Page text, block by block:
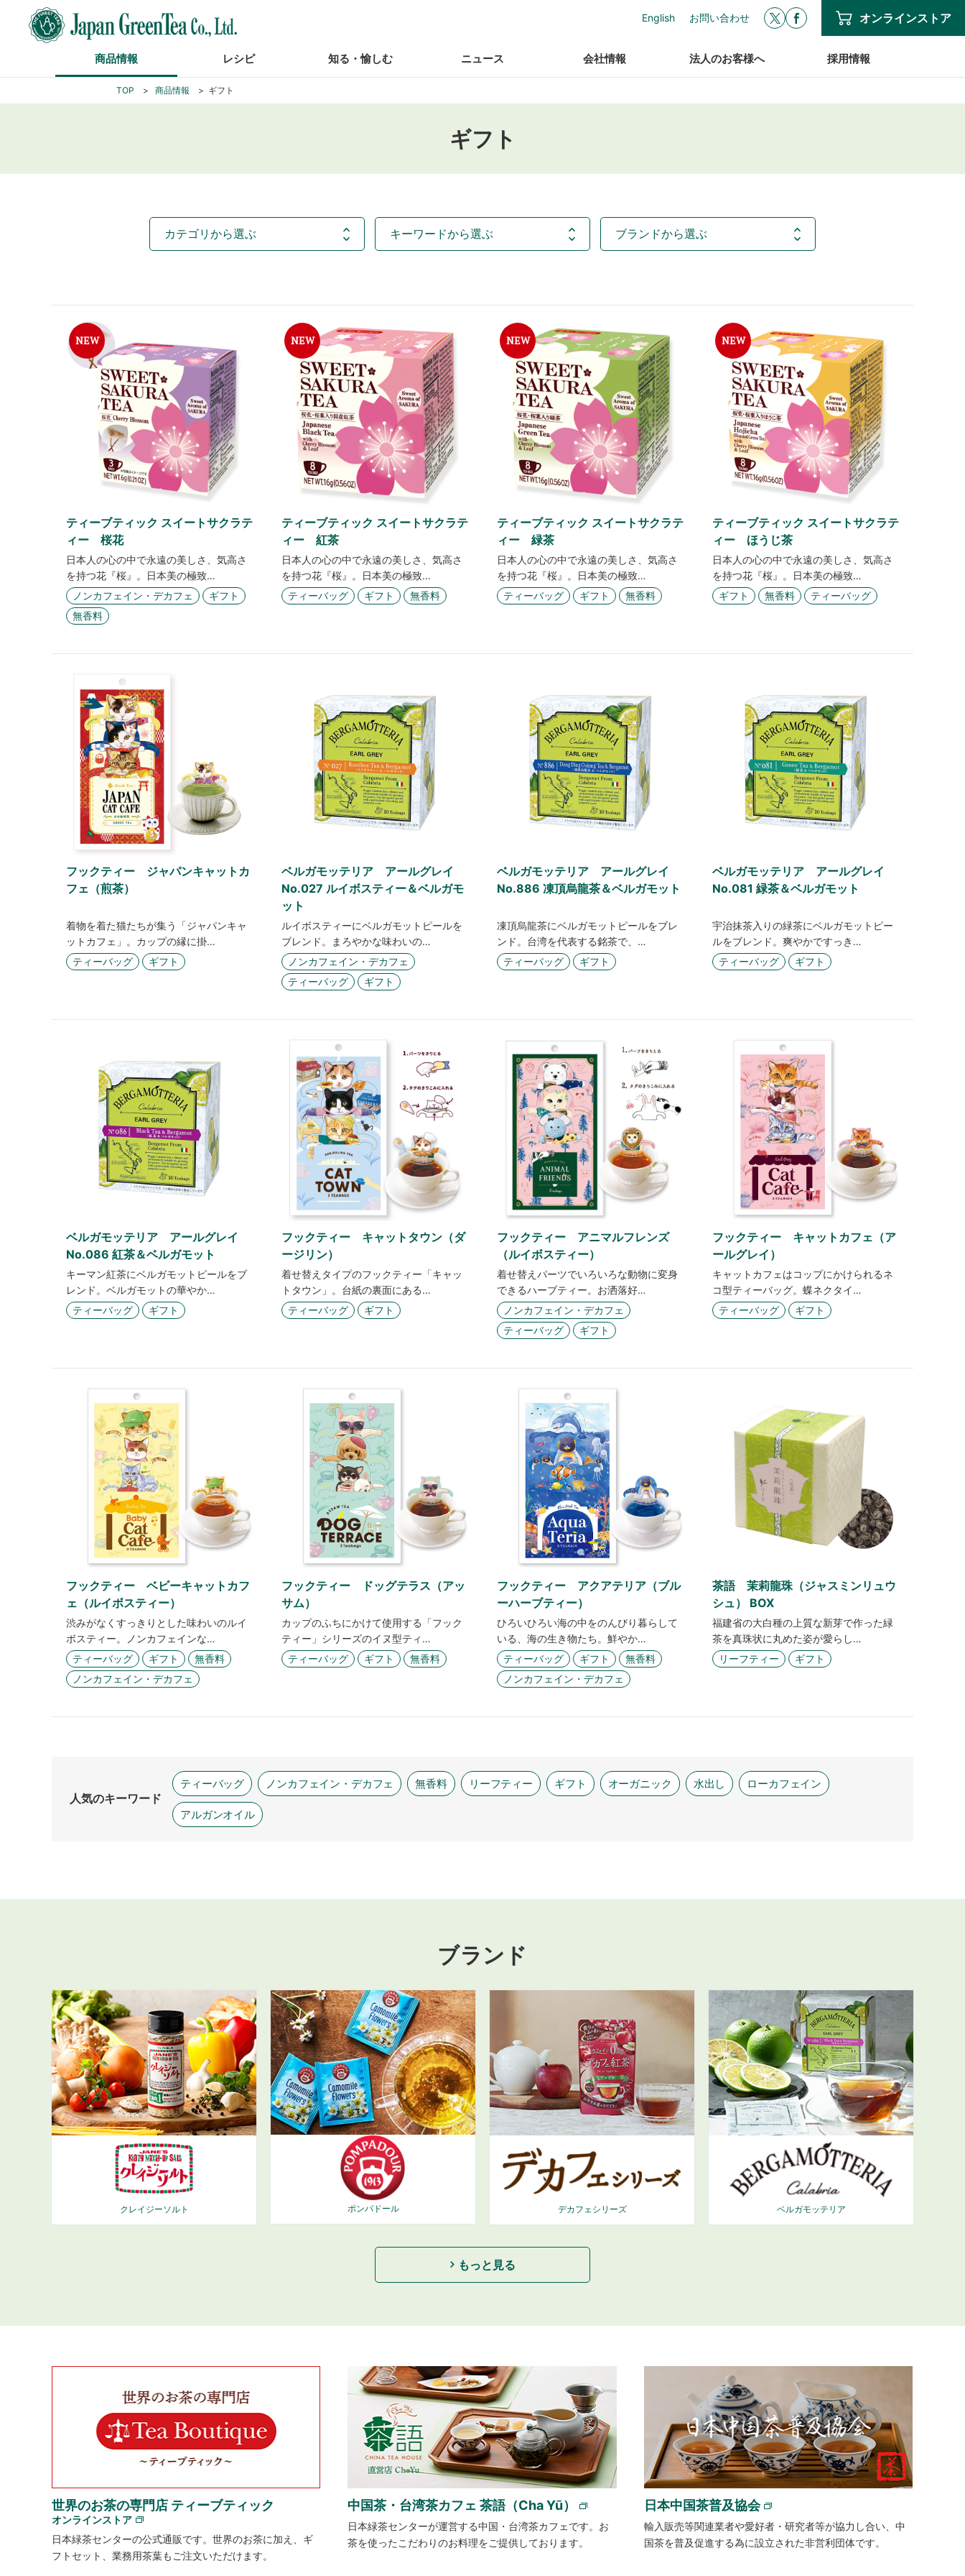
商品情報 レシピ 知る・愉しむ ニュース 会社情報 法人のお客様へ 採用情報
オンラインストア
English お問い合わせ
TOP 商品情報 ギフト
ギフト
ティーブティック スイートサクラテ
ィー 桜花
日本人の心の中で永遠の美しさ、気高さ
を持つ花『桜』。日本美の極致…
ノンカフェイン・デカフェ
ギフト
無香料
ティーブティック スイートサクラテ
ィー 紅茶
日本人の心の中で永遠の美しさ、気高さ
を持つ花『桜』。日本美の極致…
ティーバッグ
ギフト 無香料
ティーブティック スイートサクラテ
ィー 緑茶
日本人の心の中で永遠の美しさ、気高さ
を持つ花『桜』。日本美の極致…
ティーバッグ
ギフト 無香料
ティーブティック スイートサクラテ
ィー ほうじ茶
日本人の心の中で永遠の美しさ、気高さ
を持つ花『桜』。日本美の極致…
ギフト
無香料 ティーバッグ
フックティー ジャパンキャットカ
フェ（煎茶）
着物を着た猫たちが集う「ジャパンキャ
ットカフェ」。カップの縁に掛…
ティーバッグ
ギフト
ベルガモッテリア アールグレイ
No.027 ルイボスティー＆ベルガモ
ット
ルイボスティーにベルガモットピールを
ブレンド。まろやかな味わいの…
ノンカフェイン・デカフェ
ティーバッグ
ギフト
ベルガモッテリア アールグレイ
No.886 凍頂烏龍茶＆ベルガモット
凍頂烏龍茶にベルガモットピールをブレ
ンド。台湾を代表する銘茶で、…
ティーバッグ
ギフト
ベルガモッテリア アールグレイ
No.081 緑茶＆ベルガモット
宇治抹茶入りの緑茶にベルガモットピー
ルをブレンド。爽やかですっき…
ティーバッグ
ギフト
ベルガモッテリア アールグレイ
No.086 紅茶＆ベルガモット
キーマン紅茶にベルガモットピールをブ
レンド。ベルガモットの華やか…
ティーバッグ
ギフト
フックティー キャットタウン（ダ
ージリン）
着せ替えタイプのフックティー「キャッ
トタウン」。台紙の裏面にある…
ティーバッグ
ギフト
フックティー アニマルフレンズ
（ルイボスティー）
着せ替えパーツでいろいろな動物に変身
できるハーブティー。お洒落好…
ノンカフェイン・デカフェ
ティーバッグ
ギフト
フックティー キャットカフェ（ア
ールグレイ）
キャットカフェはコップにかけられるネ
コ型ティーバッグ。蝶ネクタイ…
ティーバッグ
ギフト
フックティー ベビーキャットカフ
ェ（ルイボスティー）
渋みがなくすっきりとした味わいのルイ
ボスティー。ノンカフェインな…
ティーバッグ
ギフト
無香料
ノンカフェイン・デカフェ
フックティー ドッグテラス（アッ
サム）
カップのふちにかけて使用する「フック
ティー」シリーズのイヌ型ティ…
ティーバッグ
ギフト 無香料
フックティー アクアテリア（ブル
ーハーブティー）
ひろいひろい海の中をのんびり暮らして
いる、海の生き物たち。鮮やか…
ティーバッグ
ギフト
無香料
ノンカフェイン・デカフェ
茶語 茉莉龍珠（ジャスミンリュウ
シュ） BOX
福建省の大白種の上質な新芽で作った緑
茶を真珠状に丸めた姿が愛らし…
リーフティー
ギフト
人気のキーワード
ティーバッグ ノンカフェイン・デカフェ 無香料 リーフティー ギフト オーガニック 水出し ローカフェイン
アルガンオイル
ブランド
クレイジーソルト ポンパドール デカフェシリーズ ベルガモッテリア
もっと見る
世界のお茶の専門店 ティーブティック
オンラインストア
日本緑茶センターの公式通販です。世界のお茶に加え、ギ
フトセット、業務用茶葉もご注文いただけます。
中国茶・台湾茶カフェ 茶語（Cha Yū）
日本緑茶センターが運営する中国・台湾茶カフェです。お
茶を使ったこだわりのお料理をご提供しております。
日本中国茶普及協会
輸入販売等関連業者や愛好者・研究者等が協力し合い、中
国茶を普及促進する為に設立された非営利団体です。